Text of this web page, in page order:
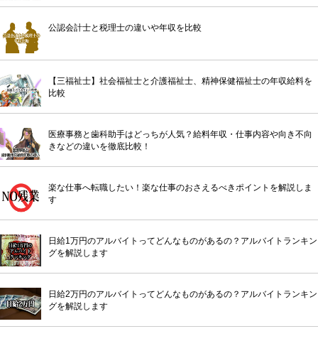
公認会計士と税理士の違いや年収を比較
【三福祉士】社会福祉士と介護福祉士、精神保健福祉士の年収給料を
比較
医療事務と歯科助手はどっちが人気？給料年収・仕事内容や向き不向
きなどの違いを徹底比較！
楽な仕事へ転職したい！楽な仕事のおさえるべきポイントを解説しま
す
日給1万円のアルバイトってどんなものがあるの？アルバイトランキン
グを解説します
日給2万円のアルバイトってどんなものがあるの？アルバイトランキン
グを解説します